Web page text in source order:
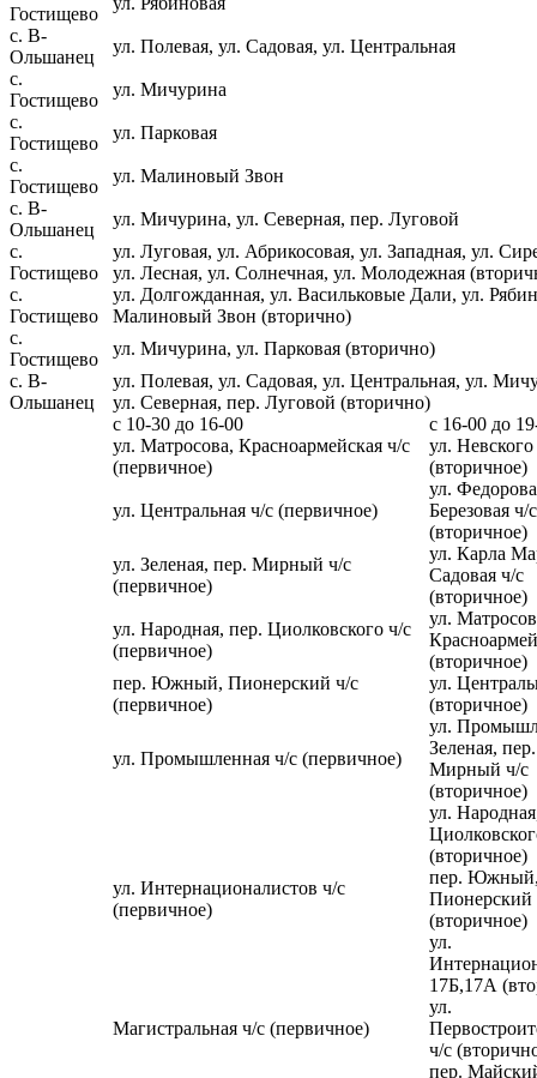
Гостищево
с. В-
Ольшанец
ул. Полевая, ул. Садовая, ул. Центральная
с.
Гостищево
ул. Мичурина
с.
Гостищево
ул. Парковая
с.
Гостищево
ул. Малиновый Звон
с. В-
Ольшанец
ул. Мичурина, ул. Северная, пер. Луговой
с.
Гостищево
ул. Луговая, ул. Абрикосовая, ул. Западная, ул.
ул. Лесная, ул. Солнечная, ул. Молодежная
с.
Гостищево
ул. Долгожданная, ул. Васильковые Дали, ул.
Малиновый Звон (вторично)
с.
Гостищево
ул. Мичурина, ул. Парковая (вторично)
с. В-
Ольшанец
ул. Полевая, ул. Садовая, ул. Центральная, ул.
ул. Северная, пер. Луговой (вторично)
с 10-30 до 16-00
с 16-00 до
ул. Матросова, Красноармейская ч/с
(первичное)
ул. Невского
(вторичное)
ул. Центральная ч/с (первичное)
ул. Федорова
Березовая ч/с
(вторичное)
ул. Зеленая, пер. Мирный ч/с
(первичное)
ул. Карла
Садовая ч/с
(вторичное)
ул. Народная, пер. Циолковского ч/с
(первичное)
ул.
(вторичное)
пер. Южный, Пионерский ч/с
(первичное)
ул.
(вторичное)
ул. Промышленная ч/с (первичное)
ул.
Зеленая, пер.
Мирный ч/с
(вторичное)
ул.
(вторичное)
ул. Интернационалистов ч/с
(первичное)
пер.
Пионерский
(вторичное)
ул.
17Б,17А
Магистральная ч/с (первичное)
ул.
ч/с
пер.